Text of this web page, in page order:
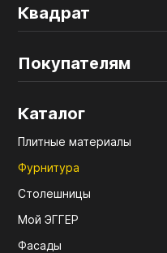
Квадрат
Покупателям
Каталог
Плитные материалы
Фурнитура
Столешницы
Мой ЭГГЕР
Фасады